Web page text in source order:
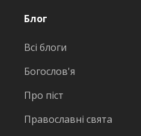
Блог
Всі блоги
Богослов'я
Про піст
Православні свята